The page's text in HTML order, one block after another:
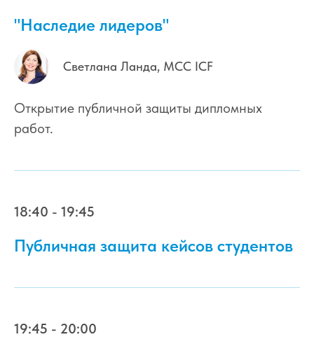
"Наследие лидеров"
Светлана Ланда, МСС ICF
Открытие публичной защиты дипломных
работ.
18:40 - 19:45
Публичная защита кейсов студентов
19:45 - 20:00